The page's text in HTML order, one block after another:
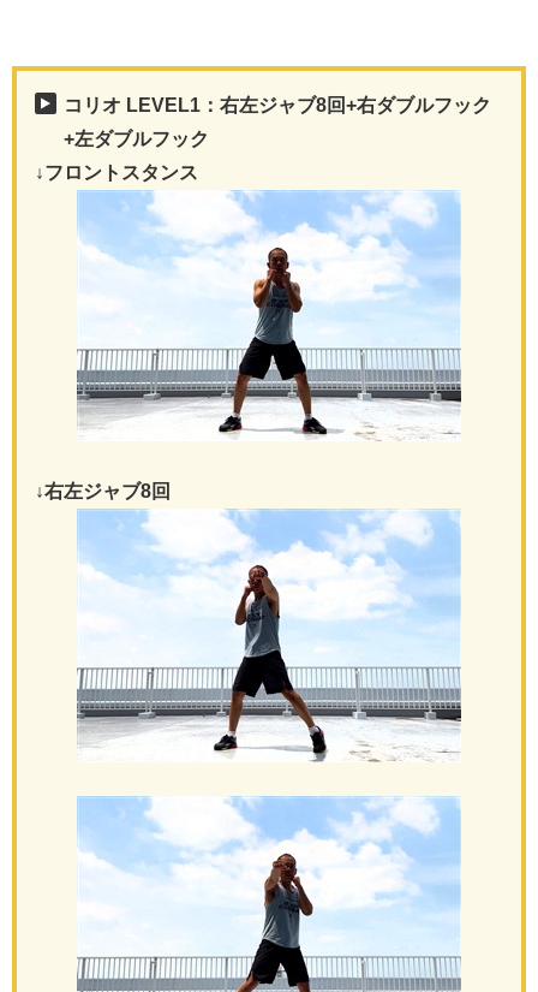
コリオ LEVEL1：右左ジャブ8回+右ダブルフック
+左ダブルフック
↓フロントスタンス
↓右左ジャブ8回